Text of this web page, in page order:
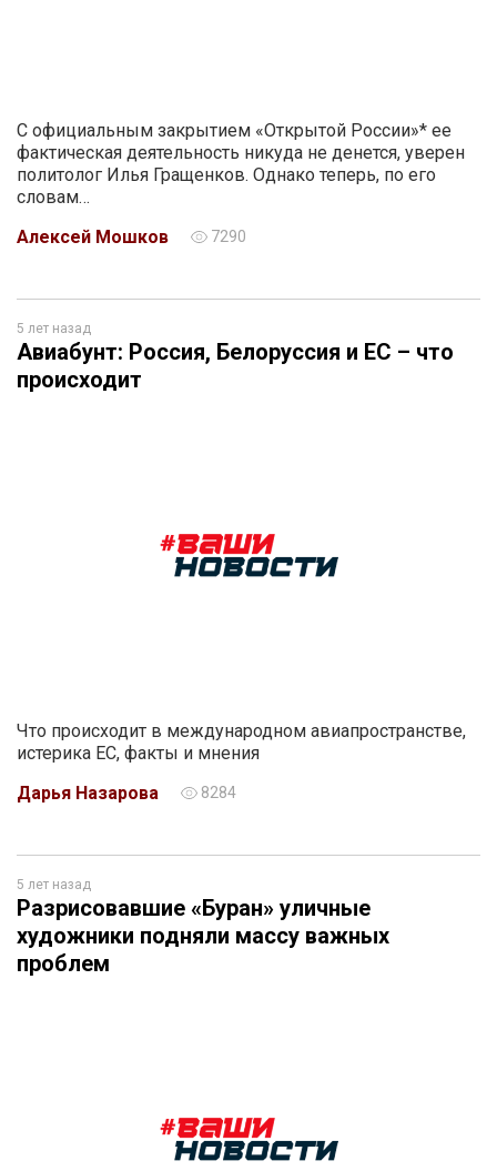
С официальным закрытием «Открытой России»* ее
фактическая деятельность никуда не денется, уверен
политолог Илья Гращенков. Однако теперь, по его
словам…
Алексей Мошков
7290
5 лет назад
Авиабунт: Россия, Белоруссия и ЕС – что
происходит
Что происходит в международном авиапространстве,
истерика ЕС, факты и мнения
Дарья Назарова
8284
5 лет назад
Разрисовавшие «Буран» уличные
художники подняли массу важных
проблем